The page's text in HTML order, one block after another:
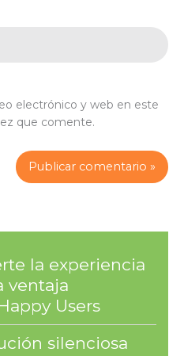
electrónico y web en este
que comente.
la experiencia
ventaja
Users
silenciosa